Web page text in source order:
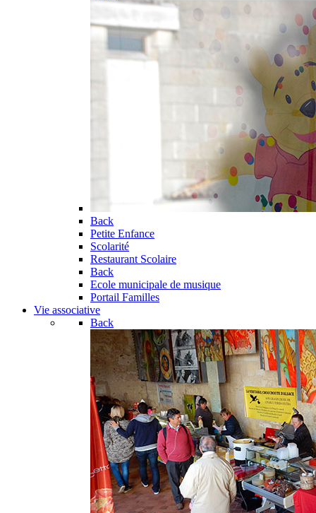
Back
Petite Enfance
Scolarité
Restaurant Scolaire
Back
Ecole municipale de musique
Portail Familles
Vie associative
Back